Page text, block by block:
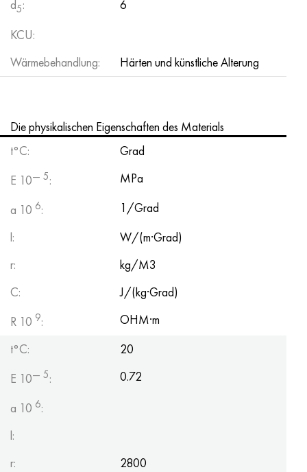
d5:
6
KCU:
Wärmebehandlung:
Härten und künstliche Alterung
Die physikalischen Eigenschaften des Materials
t°C:
Grad
E 10— 5:
MPa
a 10 6:
1/Grad
l:
W/(m·Grad)
r:
kg/M3
C:
J/(kg·Grad)
R 10 9:
OHM·m
t°C:
20
E 10— 5:
0.72
a 10 6:
l:
r:
2800